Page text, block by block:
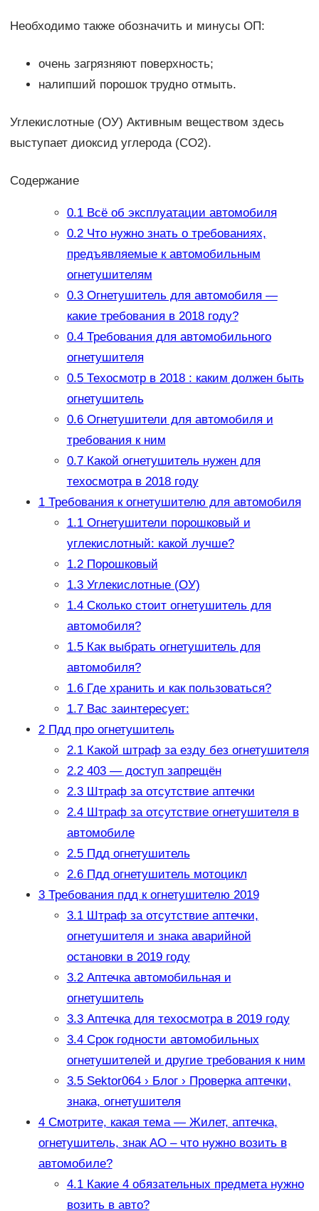
Необходимо также обозначить и минусы ОП:
очень загрязняют поверхность;
налипший порошок трудно отмыть.
Углекислотные (ОУ) Активным веществом здесь
выступает диоксид углерода (СО2).
Содержание
0.1Всё об эксплуатации автомобиля
0.2Что нужно знать о требованиях,
предъявляемые к автомобильным
огнетушителям
0.3Огнетушитель для автомобиля —
какие требования в 2018 году?
0.4Требования для автомобильного
огнетушителя
0.5Техосмотр в 2018 : каким должен быть
огнетушитель
0.6Огнетушители для автомобиля и
требования к ним
0.7Какой огнетушитель нужен для
техосмотра в 2018 году
1Требования к огнетушителю для автомобиля
1.1Огнетушители порошковый и
углекислотный: какой лучше?
1.2Порошковый
1.3Углекислотные (ОУ)
1.4Сколько стоит огнетушитель для
автомобиля?
1.5Как выбрать огнетушитель для
автомобиля?
1.6Где хранить и как пользоваться?
1.7Вас заинтересует:
2Пдд про огнетушитель
2.1Какой штраф за езду без огнетушителя
2.2403 — доступ запрещён
2.3Штраф за отсутствие аптечки
2.4Штраф за отсутствие огнетушителя в
автомобиле
2.5Пдд огнетушитель
2.6Пдд огнетушитель мотоцикл
3Требования пдд к огнетушителю 2019
3.1Штраф за отсутствие аптечки,
огнетушителя и знака аварийной
остановки в 2019 году
3.2Аптечка автомобильная и
огнетушитель
3.3Аптечка для техосмотра в 2019 году
3.4Срок годности автомобильных
огнетушителей и другие требования к ним
3.5Sektor064 › Блог › Проверка аптечки,
знака, огнетушителя
4Смотрите, какая тема — Жилет, аптечка,
огнетушитель, знак АО – что нужно возить в
автомобиле?
4.1Какие 4 обязательных предмета нужно
возить в авто?